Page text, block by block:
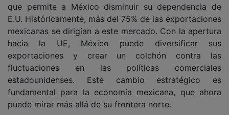
que permite a México disminuir su dependencia de
E.U. Históricamente, más del 75% de las exportaciones
mexicanas se dirigían a este mercado. Con la apertura
hacia la UE, México puede diversificar sus
exportaciones y crear un colchón contra las
fluctuaciones en las políticas comerciales
estadounidenses. Este cambio estratégico es
fundamental para la economía mexicana, que ahora
puede mirar más allá de su frontera norte.